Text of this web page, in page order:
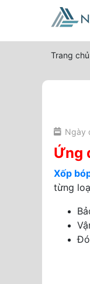
Trang chủ
Ngày
Ứng
Xốp
từng